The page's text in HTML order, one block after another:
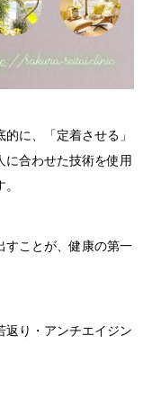
に、「定着させる」
に合わせた技術を使用
すことが、健康の第一
返り・アンチエイジン